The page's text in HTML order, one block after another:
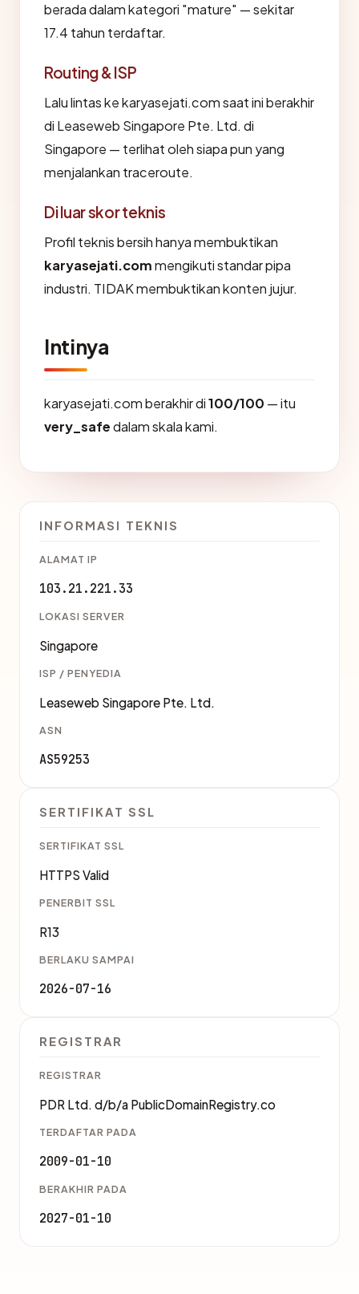
berada dalam kategori "mature" — sekitar
17.4 tahun terdaftar.
Routing & ISP
Lalu lintas ke karyasejati.com saat ini berakhir
di Leaseweb Singapore Pte. Ltd. di
Singapore — terlihat oleh siapa pun yang
menjalankan traceroute.
Di luar skor teknis
Profil teknis bersih hanya membuktikan
karyasejati.commengikuti standar pipa
industri. TIDAK membuktikan konten jujur.
Intinya
karyasejati.com berakhir di100/100 — itu
very_safedalam skala kami.
INFORMASI TEKNIS
ALAMAT IP
103.21.221.33
LOKASI SERVER
Singapore
ISP / PENYEDIA
Leaseweb Singapore Pte. Ltd.
ASN
AS59253
SERTIFIKAT SSL
SERTIFIKAT SSL
HTTPS Valid
PENERBIT SSL
R13
BERLAKU SAMPAI
2026-07-16
REGISTRAR
REGISTRAR
PDR Ltd. d/b/a PublicDomainRegistry.co
TERDAFTAR PADA
2009-01-10
BERAKHIR PADA
2027-01-10